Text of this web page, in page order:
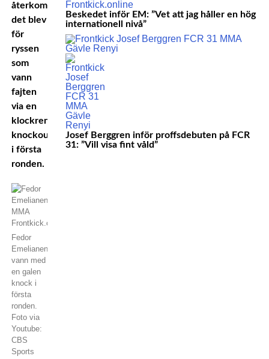
återkomst
det blev
för
ryssen
som
vann
fajten
via en
klockren
knockout
i första
ronden.
Fedor
Emelianenko
vann med
en galen
knock i
första
ronden.
Foto via
Youtube:
CBS
Sports
Beskedet inför EM: ”Vet att jag håller en hög
internationell nivå”
Josef Berggren inför proffsdebuten på FCR
31: ”Vill visa fint våld”